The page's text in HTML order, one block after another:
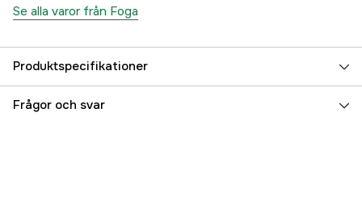
Se alla varor från Foga
Produktspecifikationer
Referensnummer 3000021809
Frågor och svar